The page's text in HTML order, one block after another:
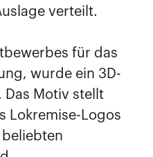
verteilt.
für das
wurde ein 3D-
Das Motiv stellt
Lokremise-Logos